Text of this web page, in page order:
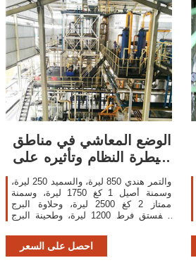
الوضع المعاشي في مناطق
سيطرة النظام وتأثيره على
والتمر هندي 850 ليرة، والسميد 250 ليرة،
وسمنة أصيل 1 كغ 1750 ليرة، وسمنة
ممتاز 2 كغ 2500 ليرة، وحلاوة البرج
بالفستق فرط 1200 ليرة، وطحينة البرج
احصل على السعر